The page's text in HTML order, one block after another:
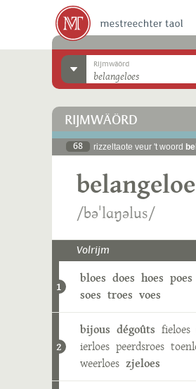
Rijmwäörd
RIJMWÄÖRD
68 rizzeltaote veur 't woord
/bəˈlɑŋəlus/
Volrijm
1
bloes does hoes poes
soes troes voes
2
bijous dégoûts fieloes
ierloes peerdsroes
weerloes zjeloes